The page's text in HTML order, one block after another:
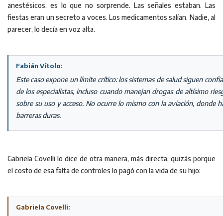
anestésicos, es lo que no sorprende. Las señales estaban. Las
fiestas eran un secreto a voces. Los medicamentos salían. Nadie, al
parecer, lo decía en voz alta.
Fabián Vítolo:
Este caso expone un límite crítico: los sistemas de salud siguen
de los especialistas, incluso cuando manejan drogas de altísimo
sobre su uso y acceso. No ocurre lo mismo con la aviación, donde
barreras duras.
Gabriela Covelli lo dice de otra manera, más directa, quizás porque
el costo de esa falta de controles lo pagó con la vida de su hijo:
Gabriela Covelli: